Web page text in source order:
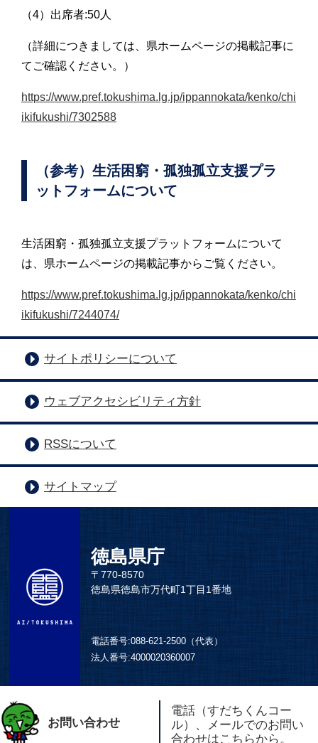
（4）出席者:50人
（詳細につきましては、県ホームページの掲載記事に
てご確認ください。）
https://www.pref.tokushima.lg.jp/ippannokata/kenko/chi
ikifukushi/7302588
（参考）生活困窮・孤独孤立支援プラ
ットフォームについて
生活困窮・孤独孤立支援プラットフォームについて
は、県ホームページの掲載記事からご覧ください。
https://www.pref.tokushima.lg.jp/ippannokata/kenko/chi
ikifukushi/7244074/
サイトポリシーについて
ウェブアクセシビリティ方針
RSSについて
サイトマップ
徳島県庁
〒770-8570
徳島県徳島市万代町1丁目1番地
電話番号:088-621-2500（代表）
法人番号:4000020360007
お問い合わせ
電話（すだちくんコー
ル）、メールでのお問い
合わせはこちらから。